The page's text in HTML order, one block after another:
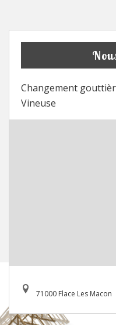
Changement
Vineuse
71000 Flace Les Macon